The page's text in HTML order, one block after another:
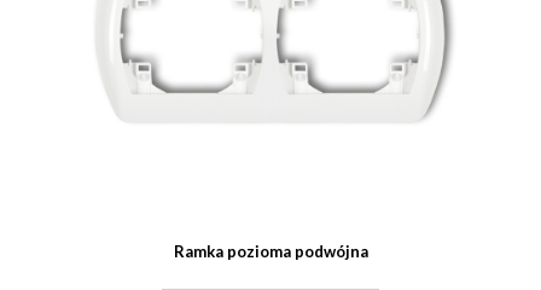
Ramka pozioma podwójna